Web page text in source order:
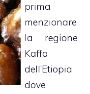
prima
menzionare
la regione
Kaffa
dell’Etiopia
dove